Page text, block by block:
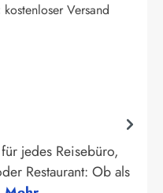
kostenloser Versand
jedes Reisebüro,
Restaurant: Ob als